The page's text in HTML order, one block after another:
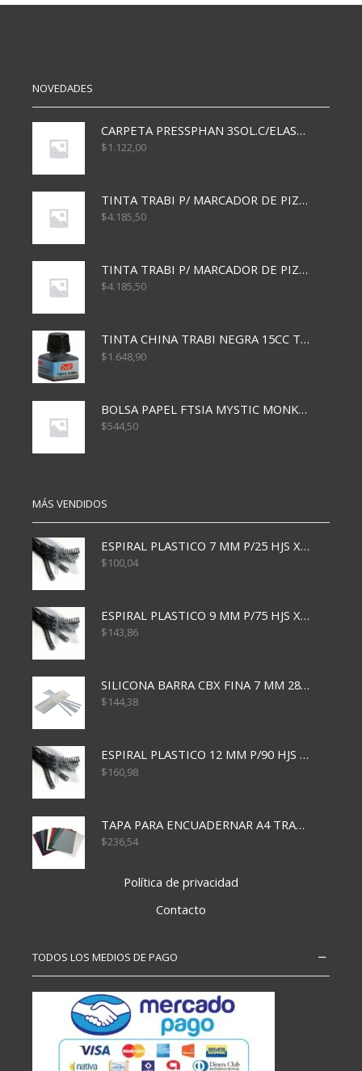
AGUA
PAQ
NOVEDADES
CARPETA PRESSPHAN 3SOL.C/ELAST MARRON A4 P01A
$1.122,00
TINTA TRABI P/ MARCADOR DE PIZARRA x30ml AZUL
$4.185,50
TINTA TRABI P/ MARCADOR DE PIZARRA x30ml ROJO
$4.185,50
TINTA CHINA TRABI NEGRA 15CC TR3460
$1.648,90
BOLSA PAPEL FTSIA MYSTIC MONKEY 14/08/20
$544,50
MÁS VENDIDOS
ESPIRAL PLASTICO 7 MM P/25 HJS X50x3000
$100,04
ESPIRAL PLASTICO 9 MM P/75 HJS X50X2400
$143,86
SILICONA BARRA CBX FINA 7 MM 28 CM
$144,38
ESPIRAL PLASTICO 12 MM P/90 HJS X50X1500
$160,98
TAPA PARA ENCUADERNAR A4 TRANSP x50x500
$236,54
Política de privacidad
Contacto
TODOS LOS MEDIOS DE PAGO